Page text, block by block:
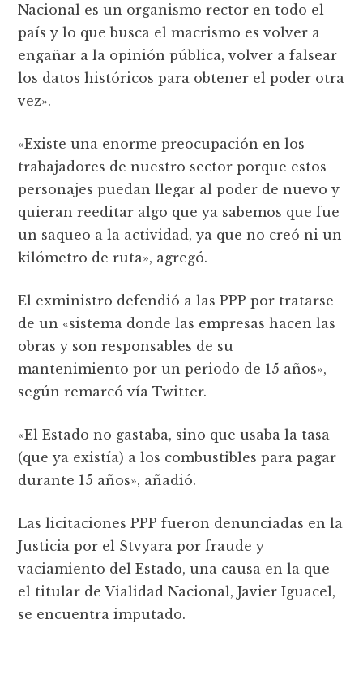
Nacional es un organismo rector en todo el
país y lo que busca el macrismo es volver a
engañar a la opinión pública, volver a falsear
los datos históricos para obtener el poder otra
vez».
«Existe una enorme preocupación en los
trabajadores de nuestro sector porque estos
personajes puedan llegar al poder de nuevo y
quieran reeditar algo que ya sabemos que fue
un saqueo a la actividad, ya que no creó ni un
kilómetro de ruta», agregó.
El exministro defendió a las PPP por tratarse
de un «sistema donde las empresas hacen las
obras y son responsables de su
mantenimiento por un periodo de 15 años»,
según remarcó vía Twitter.
«El Estado no gastaba, sino que usaba la tasa
(que ya existía) a los combustibles para pagar
durante 15 años», añadió.
Las licitaciones PPP fueron denunciadas en la
Justicia por el Stvyara por fraude y
vaciamiento del Estado, una causa en la que
el titular de Vialidad Nacional, Javier Iguacel,
se encuentra imputado.